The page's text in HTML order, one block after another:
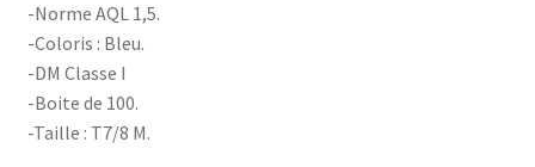
-Norme AQL 1,5.
-Coloris : Bleu.
-DM Classe I
-Boite de 100.
-Taille : T7/8 M.